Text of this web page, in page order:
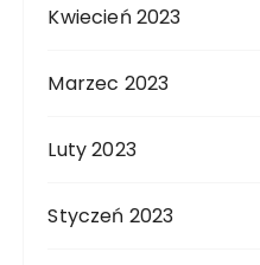
Kwiecień 2023
Marzec 2023
Luty 2023
Styczeń 2023